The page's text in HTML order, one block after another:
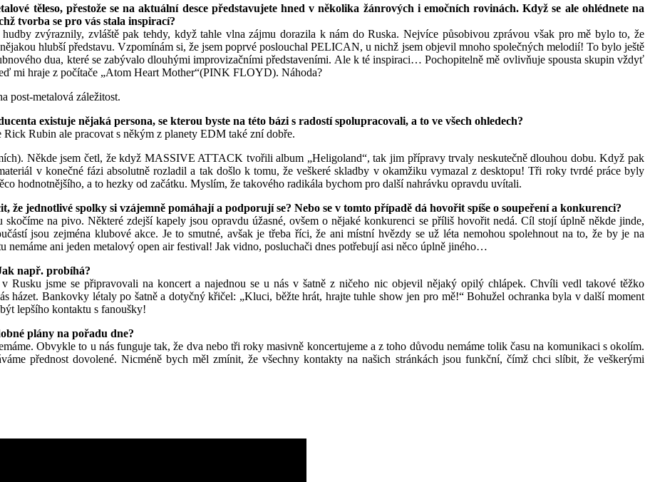
těleso, přestože se na aktuální desce představujete hned v několika žánrových i emočních rovinách. Když se ale ohlédnete na
tvorba se pro vás stala inspirací?
zvýraznily, zvláště pak tehdy, když tahle vlna zájmu dorazila k nám do Ruska. Nejvíce působivou zprávou však pro mě bylo to, že
hlubší představu. Vzpomínám si, že jsem poprvé poslouchal PELICAN, u nichž jsem objevil mnoho společných melodií! To bylo ještě
dua, které se zabývalo dlouhými improvizačními představeními. Ale k té inspiraci… Pochopitelně mě ovlivňuje spousta skupin vždyť
mi hraje z počítače „Atom Heart Mother“(PINK FLOYD). Náhoda?
post-metalová záležitost.
existuje nějaká persona, se kterou byste na této bázi s radostí spolupracovali, a to ve všech ohledech?
Rubin ale pracovat s někým z planety EDM také zní dobře.
Někde jsem četl, že když MASSIVE ATTACK tvořili album „Heligoland“, tak jim přípravy trvaly neskutečně dlouhou dobu. Když pak
v konečné fázi absolutně rozladil a tak došlo k tomu, že veškeré skladby v okamžiku vymazal z desktopu! Tři roky tvrdé práce byly
hodnotnějšího, a to hezky od začátku. Myslím, že takového radikála bychom pro další nahrávku opravdu uvítali.
že jednotlivé spolky si vzájemně pomáhají a podporují se? Nebo se v tomto případě dá hovořit spíše o soupeření a konkurenci?
skočíme na pivo. Některé zdejší kapely jsou opravdu úžasné, ovšem o nějaké konkurenci se příliš hovořit nedá. Cíl stojí úplně někde jinde,
jsou zejména klubové akce. Je to smutné, avšak je třeba říci, že ani místní hvězdy se už léta nemohou spolehnout na to, že by je na
ani jeden metalový open air festival! Jak vidno, posluchači dnes potřebují asi něco úplně jiného…
např. probíhá?
Rusku jsme se připravovali na koncert a najednou se u nás v šatně z ničeho nic objevil nějaký opilý chlápek. Chvíli vedl takové těžko
házet. Bankovky létaly po šatně a dotyčný křičel: „Kluci, běžte hrát, hrajte tuhle show jen pro mě!“ Bohužel ochranka byla v další moment
lepšího kontaktu s fanoušky!
plány na pořadu dne?
Obvykle to u nás funguje tak, že dva nebo tři roky masivně koncertujeme a z toho důvodu nemáme tolik času na komunikaci s okolím.
přednost dovolené. Nicméně bych měl zmínit, že všechny kontakty na našich stránkách jsou funkční, čímž chci slíbit, že veškerými